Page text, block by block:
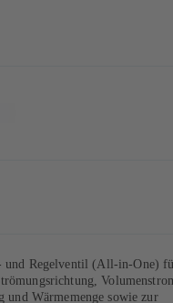
und Regelventil (All-in-One)
und Wärmemenge sowie zur